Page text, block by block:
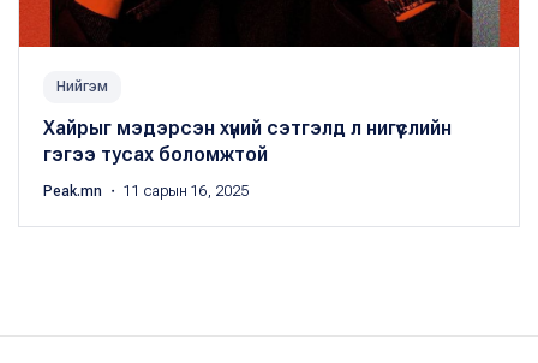
Нийгэм
Хайрыг мэдэрсэн хүний сэтгэлд л нигүүслийн
гэгээ тусах боломжтой
Peak.mn ・ 11 сарын 16, 2025